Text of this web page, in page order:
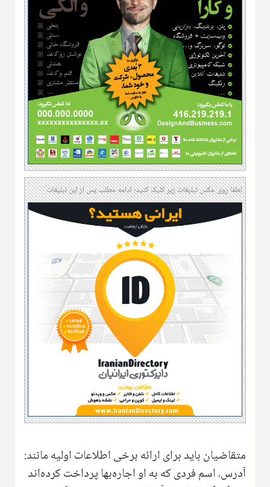
لطفا روی عکس تبلیغات زیر کلیک کنید؛ ادامه مطلب پس از این تبلیغات
متقاضیان باید برای ارائه برخی اطلاعات اولیه مانند:
آدرس، اسم فردی که به او اجاره‌بها پرداخت کرده‌اند